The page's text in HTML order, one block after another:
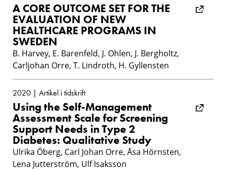
A CORE OUTCOME SET FOR THE
EVALUATION OF NEW
HEALTHCARE PROGRAMS IN
SWEDEN
B. Harvey, E. Barenfeld, J. Ohlen, J. Bergholtz,
Carljohan Orre, T. Lindroth, H. Gyllensten
2020 | Artikel i tidskrift
Using the Self-Management
Assessment Scale for Screening
Support Needs in Type 2
Diabetes: Qualitative Study
Ulrika Öberg, Carl Johan Orre, Åsa Hörnsten,
Lena Jutterström, Ulf Isaksson